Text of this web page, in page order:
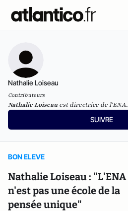
Nathalie Loiseau
Contributeurs
Nathalie Loiseau est directrice de l'ENA.
SUIVRE
BON ELEVE
Nathalie Loiseau : "L'ENA
n'est pas une école de la
pensée unique"